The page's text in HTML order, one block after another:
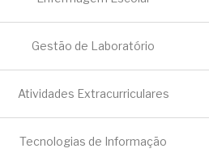
Gestão de Laboratório
Atividades Extracurriculares
Tecnologias de Informação